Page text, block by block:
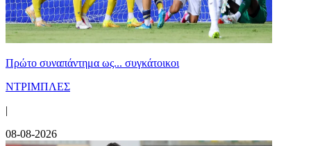
Πρώτο συναπάντημα ως... συγκάτοικοι
ΝΤΡΙΜΠΛΕΣ
|
08-08-2026